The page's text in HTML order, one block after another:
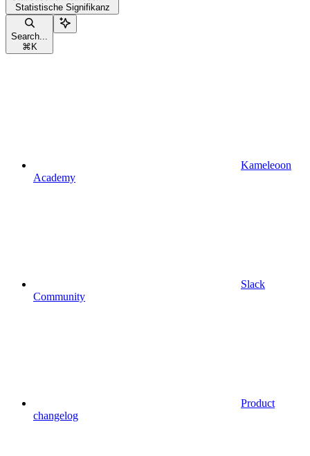
Statistische Signifikanz
Search...
⌘ K
Kameleoon
Academy
Slack
Community
Product
changelog